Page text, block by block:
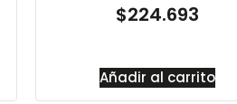
$224.693
Añadir al carrito